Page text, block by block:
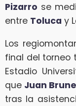
Pizarro se
entre Toluca y
Los
final del torneo
Estadio
que Juan
tras la